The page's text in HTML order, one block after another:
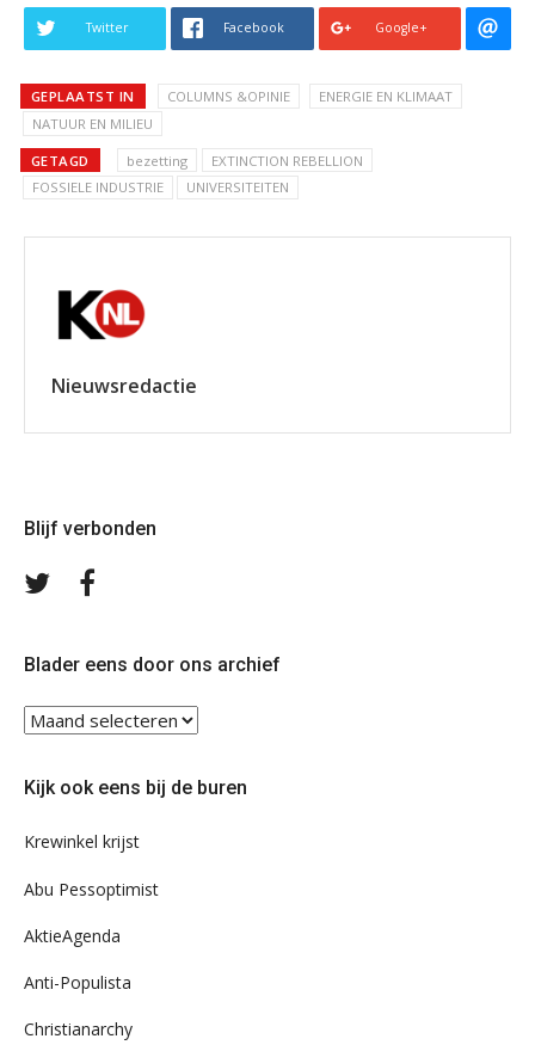
Twitter Facebook Google+
GEPLAATST IN COLUMNS &OPINIE
ENERGIE EN KLIMAAT
NATUUR EN MILIEU
GETAGD bezetting
EXTINCTION REBELLION
FOSSIELE INDUSTRIE
UNIVERSITEITEN
Nieuwsredactie
Blijf verbonden
Volg
Blader eens door ons archief
Blader
ons
Kijk ook eens bij de buren
Krewinkel krijst
Abu Pessoptimist
AktieAgenda
Anti-Populista
Christianarchy